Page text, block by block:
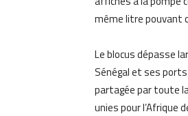
même litre pouvant
Le blocus dépasse
Sénégal et ses
partagée par toute
unies pour l’Afrique